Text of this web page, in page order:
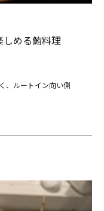
める鮪料理
、ルートイン向い側